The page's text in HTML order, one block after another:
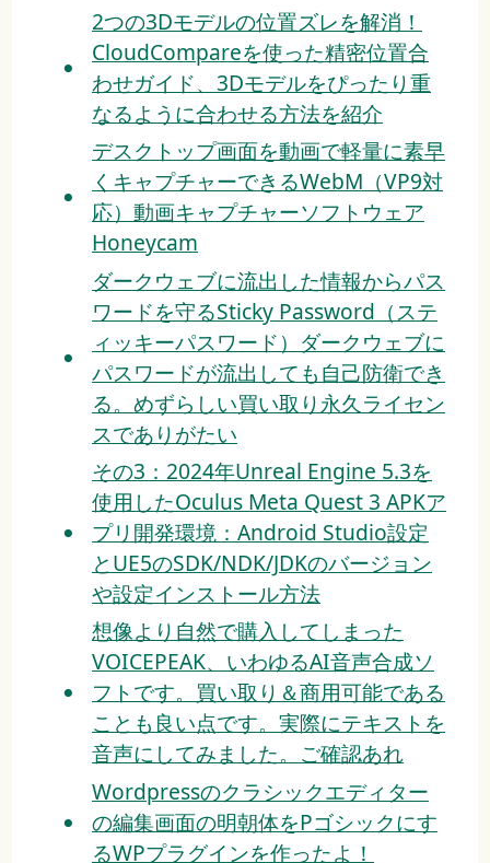
2つの3Dモデルの位置ズレを解消！
CloudCompareを使った精密位置合
わせガイド、3Dモデルをぴったり重
なるように合わせる方法を紹介
デスクトップ画面を動画で軽量に素早
くキャプチャーできるWebM（VP9対
応）動画キャプチャーソフトウェア
Honeycam
ダークウェブに流出した情報からパス
ワードを守るSticky Password（ステ
ィッキーパスワード）ダークウェブに
パスワードが流出しても自己防衛でき
る。めずらしい買い取り永久ライセン
スでありがたい
その3：2024年Unreal Engine 5.3を
使用したOculus Meta Quest 3 APKア
プリ開発環境：Android Studio設定
とUE5のSDK/NDK/JDKのバージョン
や設定インストール方法
想像より自然で購入してしまった
VOICEPEAK、いわゆるAI音声合成ソ
フトです。買い取り＆商用可能である
ことも良い点です。実際にテキストを
音声にしてみました。ご確認あれ
Wordpressのクラシックエディター
の編集画面の明朝体をPゴシックにす
るWPプラグインを作ったよ！